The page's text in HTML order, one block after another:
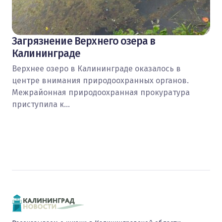
Загрязнение Верхнего озера в
Калининграде
Верхнее озеро в Калининграде оказалось в
центре внимания природоохранных органов.
Межрайонная природоохранная прокуратура
приступила к…